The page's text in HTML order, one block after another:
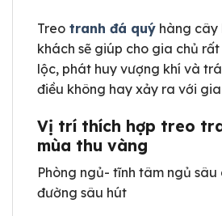
Treo tranh đá quý hàng cây
khách sẽ giúp cho gia chủ
lộc, phát huy vượng khí và
điều không hay xảy ra với gia
Vị trí thích hợp treo
mùa thu vàng
Phòng ngủ- tĩnh tâm ngủ sâu
đường sâu hút